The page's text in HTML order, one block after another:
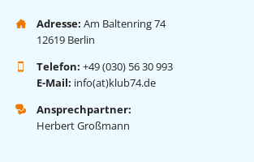
Adresse: Am Baltenring 74
12619 Berlin
Telefon: +49 (030) 56 30 993
E-Mail: info(at)klub74.de
Ansprechpartner:
Herbert Großmann